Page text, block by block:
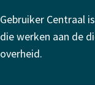
Gebruiker Centraal
die werken aan de
overheid.